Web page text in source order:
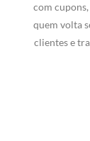
com
quem volta
clientes e